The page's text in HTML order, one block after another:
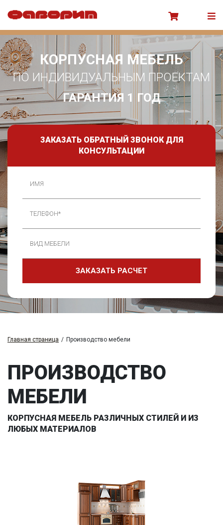
КОРПУСНАЯ МЕБЕЛЬ
ПО ИНДИВИДУАЛЬНЫМ ПРОЕКТАМ
ГАРАНТИЯ 1 ГОД
ЗАКАЗАТЬ ОБРАТНЫЙ ЗВОНОК ДЛЯ
КОНСУЛЬТАЦИИ
Главная страница / Производство мебели
ПРОИЗВОДСТВО
МЕБЕЛИ
КОРПУСНАЯ МЕБЕЛЬ РАЗЛИЧНЫХ СТИЛЕЙ И ИЗ
ЛЮБЫХ МАТЕРИАЛОВ